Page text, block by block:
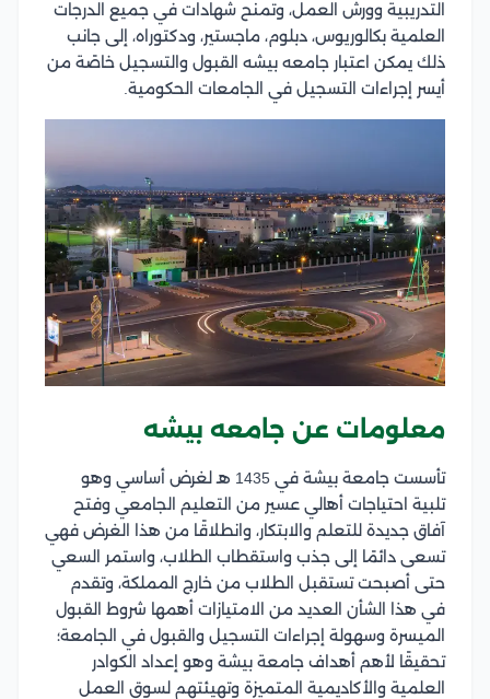
التدريبية وورش العمل، وتمنح شهادات في جميع الدرجات
العلمية بكالوريوس، دبلوم، ماجستير، ودكتوراه، إلى جانب
ذلك يمكن اعتبار جامعه بيشه القبول والتسجيل خاصًة من
أيسر إجراءات التسجيل في الجامعات الحكومية.
معلومات عن جامعه بيشه
تأسست جامعة بيشة في 1435 هـ لغرض أساسي وهو
تلبية احتياجات أهالي عسير من التعليم الجامعي وفتح
آفاق جديدة للتعلم والابتكار، وانطلاقًا من هذا الغرض فهي
تسعى دائمًا إلى جذب واستقطاب الطلاب، واستمر السعي
حتى أصبحت تستقبل الطلاب من خارج المملكة، وتقدم
في هذا الشأن العديد من الامتيازات أهمها شروط القبول
الميسرة وسهولة إجراءات التسجيل والقبول في الجامعة؛
تحقيقًا لأهم أهداف جامعة بيشة وهو إعداد الكوادر
العلمية والأكاديمية المتميزة وتهيئتهم لسوق العمل